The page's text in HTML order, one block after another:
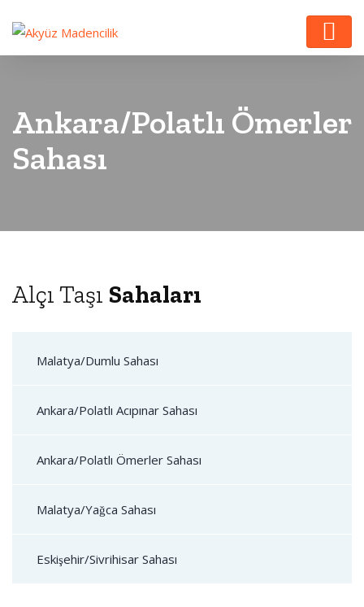
Ankara/Polatlı Ömerler
Sahası
Alçı Taşı Sahaları
Malatya/Dumlu Sahası
Ankara/Polatlı Acıpınar Sahası
Ankara/Polatlı Ömerler Sahası
Malatya/Yağca Sahası
Eskişehir/Sivrihisar Sahası